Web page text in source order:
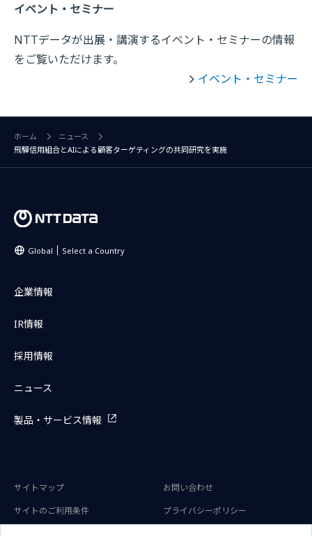
イベント・セミナー
NTTデータが出展・講演するイベント・セミナーの情報
をご覧いただけます。
イベント・セミナー
ホーム
ニュース
飛驒信用組合とAIによる顧客ターゲティングの共同研究を実施
Global Select a Country
企業情報
IR情報
採用情報
ニュース
製品・サービス情報
サイトマップ
お問い合わせ
サイトのご利用条件
プライバシーポリシー